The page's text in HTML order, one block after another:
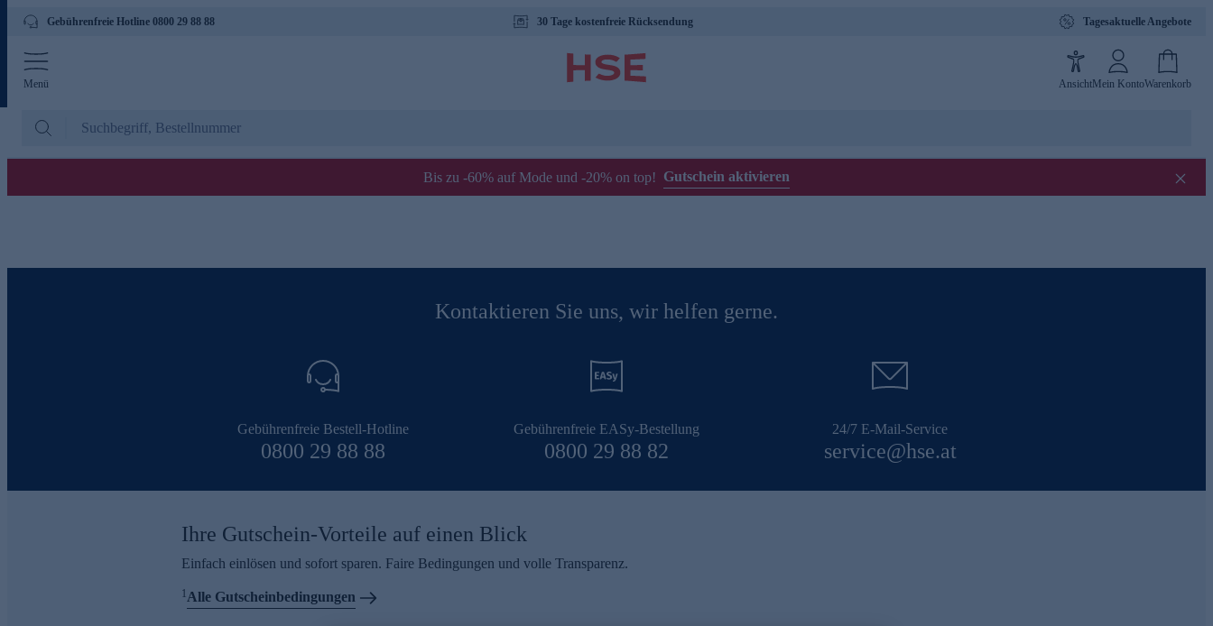
Gebührenfreie Hotline 0800 29 88 88 30 Tage kostenfreie Rücksendung Tagesaktuelle Angebote
Menü AnsichtMein KontoWarenkorb
Bis zu -60% auf Mode und -20% on top! Gutschein aktivieren
Kontaktieren Sie uns, wir helfen gerne.
Gebührenfreie Bestell-Hotline
0800 29 88 88
Gebührenfreie EASy-Bestellung
0800 29 88 82
24/7 E-Mail-Service
service@hse.at
Ihre Gutschein-Vorteile auf einen Blick
Einfach einlösen und sofort sparen. Faire Bedingungen und volle Transparenz.
1Alle Gutscheinbedingungen